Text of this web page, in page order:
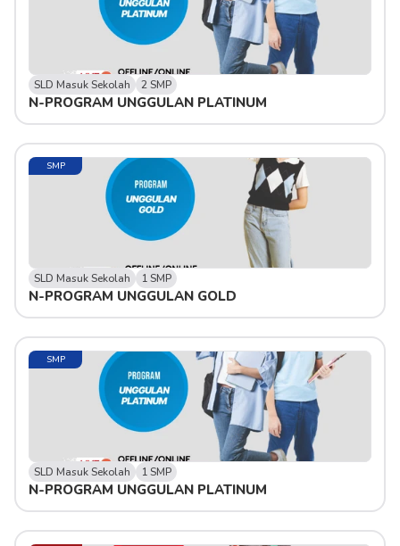
SLD Masuk Sekolah 2 SMP
N-PROGRAM UNGGULAN PLATINUM
SMP
SLD Masuk Sekolah 1 SMP
N-PROGRAM UNGGULAN GOLD
SMP
SLD Masuk Sekolah 1 SMP
N-PROGRAM UNGGULAN PLATINUM